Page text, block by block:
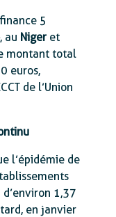
5
, au Niger et
montant total
euros,
de l’Union
l’épidémie de
1,37
en janvier